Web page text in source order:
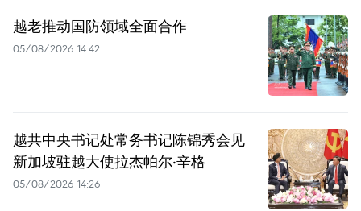
越老推动国防领域全面合作
05/08/2026 14:42
越共中央书记处常务书记陈锦秀会见
新加坡驻越大使拉杰帕尔·辛格
05/08/2026 14:26